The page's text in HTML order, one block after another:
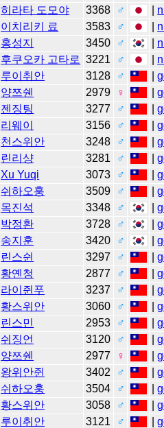
히라타 도모야 3368 ♂
이치리키 료 3583 ♂
홍성지 3450 ♂
후쿠오카 고타로 3221 ♂
루이취안 3128 ♂ |
양쯔쉔 2979 ♀ |
젠징팅 3277 ♂ |
리웨이 3156 ♂ |
천스위안 3248 ♂ |
린리샹 3281 ♂ |
Xu Yuqi 3073 ♂ |
쉬하오훙 3509 ♂ |
목진석 3348 ♂ |
박정환 3728 ♂ |
송지훈 3420 ♂ |
린스쉰 3297 ♂ |
황옌청 2877 ♂ |
라이쥔푸 3237 ♂ |
황스위안 3060 ♂ |
린스민 2953 ♂ |
쉬징언 3120 ♂ |
양쯔쉔 2977 ♀ |
왕위안쥔 3402 ♂ |
쉬하오훙 3504 ♂ |
황스위안 3058 ♂ |
루이취안 3121 ♂ |